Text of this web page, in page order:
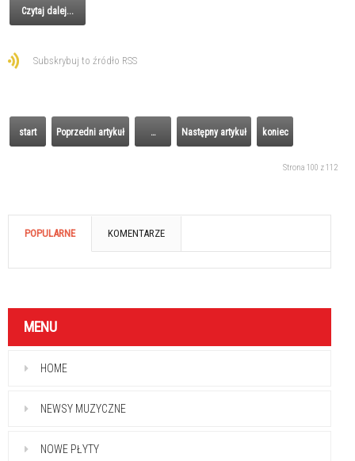
Czytaj dalej...
Subskrybuj to źródło RSS
start Poprzedni artykuł … Następny artykuł koniec
Strona 100 z 112
POPULARNE KOMENTARZE
MENU
HOME
NEWSY MUZYCZNE
NOWE PŁYTY